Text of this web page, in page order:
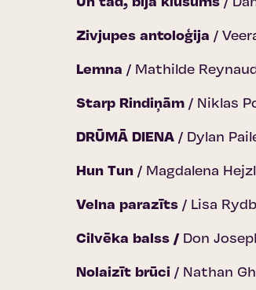
Zivjupes antoloģija /
Lemna / Mathilde
Starp Rindiņām / Niklas
DRŪMĀ DIENA / Dylan
Hun Tun / Magdalena
Velna parazīts / Lisa
Cilvēka balss / Don
Nolaizīt brūci / Nathan